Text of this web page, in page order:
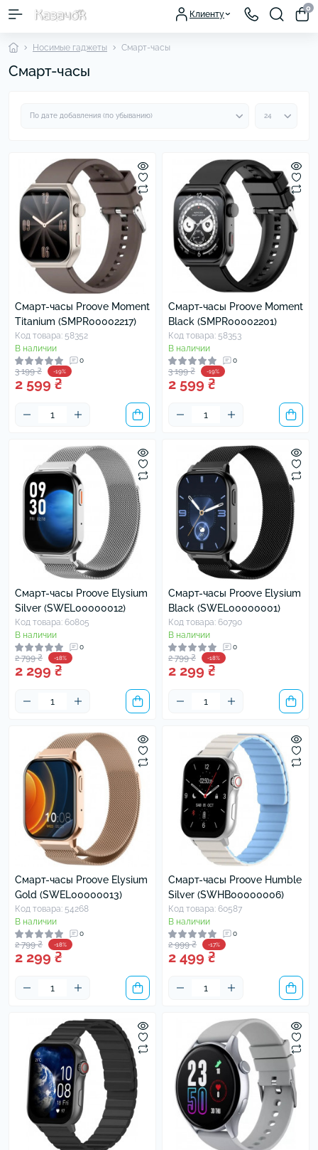
Клиенту
0
Носимые гаджеты Смарт-часы
Смарт-часы
Смарт-часы Proove Moment
Titanium (SMPR00002217)
Код товара: 58352
В наличии
0
3 199 ₴ -19%
2 599 ₴
Смарт-часы Proove Moment
Black (SMPR00002201)
Код товара: 58353
В наличии
0
3 199 ₴ -19%
2 599 ₴
Смарт-часы Proove Elysium
Silver (SWEL00000012)
Код товара: 60805
В наличии
0
2 799 ₴ -18%
2 299 ₴
Смарт-часы Proove Elysium
Black (SWEL00000001)
Код товара: 60790
В наличии
0
2 799 ₴ -18%
2 299 ₴
Смарт-часы Proove Elysium
Gold (SWEL00000013)
Код товара: 54268
В наличии
0
2 799 ₴ -18%
2 299 ₴
Смарт-часы Proove Humble
Silver (SWHB00000006)
Код товара: 60587
В наличии
0
2 999 ₴ -17%
2 499 ₴